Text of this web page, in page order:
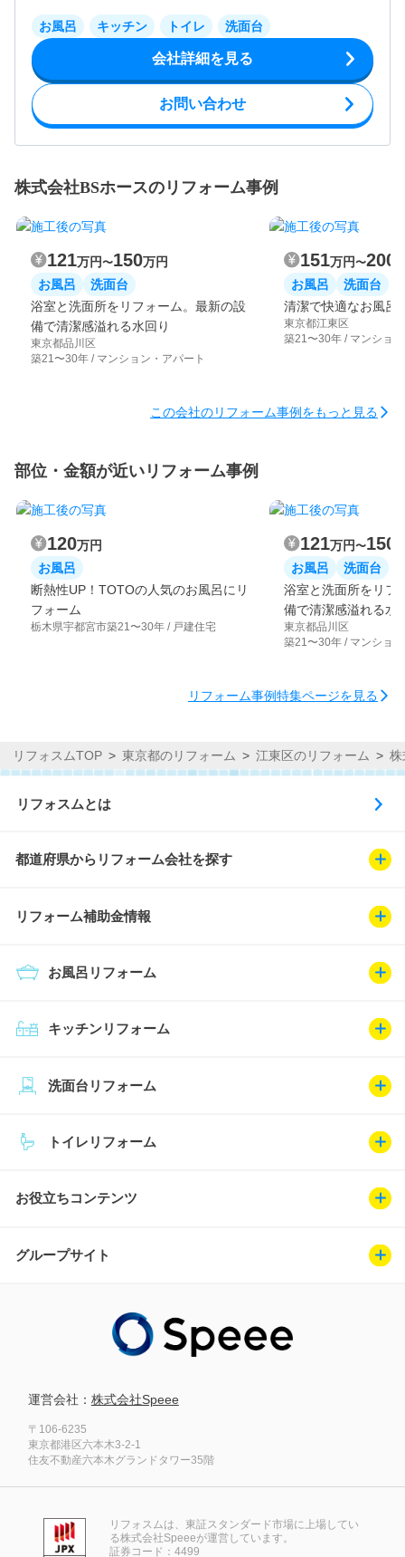
お風呂 キッチン トイレ 洗面台
お問い合わせ
会社詳細を見る
株式会社BSホースのリフォーム事例
121万円〜150万円
お風呂
洗面台
浴室と洗面所をリフォーム。最新の設
備で清潔感溢れる水回り
東京都品川区
築21〜30年 / マンション・アパート
151万円〜200
お風呂
洗面台
清潔で快適なお風呂
東京都江東区
築21〜30年 / マンショ
この会社のリフォーム事例をもっと見る
部位・金額が近いリフォーム事例
120万円
お風呂
断熱性UP！TOTOの人気のお風呂にリ
フォーム
栃木県宇都宮市築21〜30年 / 戸建住宅
121万円〜150
お風呂
洗面台
浴室と洗面所をリフ
備で清潔感溢れる水
東京都品川区
築21〜30年 / マンショ
リフォーム事例特集ページを見る
リフォスムTOP 東京都のリフォーム 江東区のリフォーム 株
リフォスムとは
都道府県からリフォーム会社を探す
リフォーム補助金情報
キッチンリフォーム
お風呂リフォーム
トイレリフォーム
洗面台リフォーム
お役立ちコンテンツ
グループサイト
運営会社： 株式会社Speee
〒106-6235
東京都港区六本木3-2-1
住友不動産六本木グランドタワー35階
リフォスムは、東証スタンダード市場に上場してい
る株式会社Speeeが運営しています。
証券コード：4499